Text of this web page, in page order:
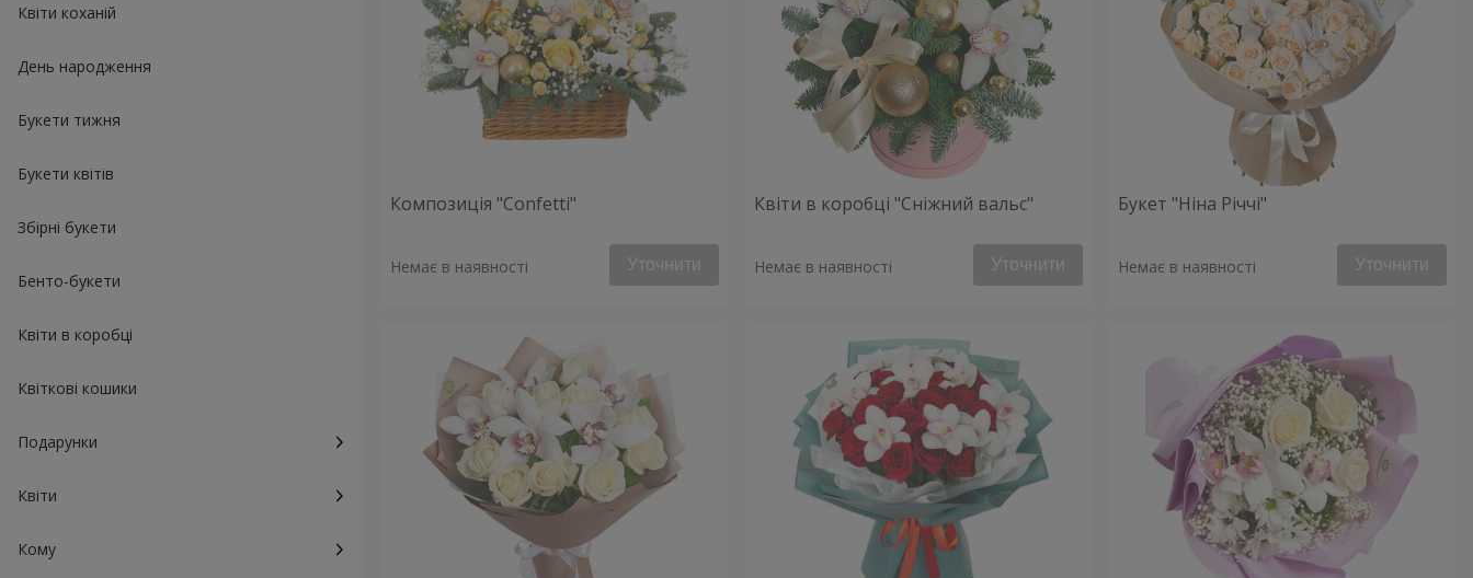
Квіти коханій
День народження
Букети тижня
Букети квітів
Збірні букети
Бенто-букети
Квіти в коробці
Квіткові кошики
Подарунки
Квіти
Кому
Композиція "Confetti"
Немає в наявності Уточнити
Квіти в коробці "Сніжний вальс"
Немає в наявності Уточнити
Букет "Ніна Річчі"
Немає в наявності Уточнити